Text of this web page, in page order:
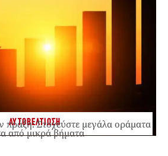
ΑΥΤΟΒΕΛΤΙΩΣΗ
πράξη: Στοχεύστε μεγάλα οράματα
από μικρά βήματα